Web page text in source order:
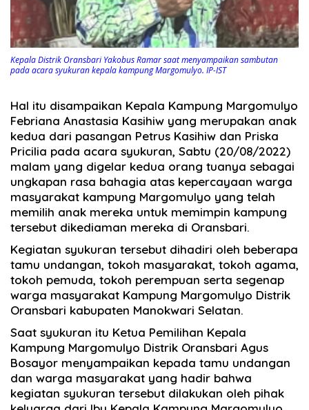
Kepala Distrik Oransbari Yakobus Ramar saat menyampaikan sambutan
pada acara syukuran kepala kampung Margomulyo. IP-IST
Hal itu disampaikan Kepala Kampung Margomulyo
Febriana Anastasia Kasihiw yang merupakan anak
kedua dari pasangan Petrus Kasihiw dan Priska
Pricilia pada acara syukuran, Sabtu (20/08/2022)
malam yang digelar kedua orang tuanya sebagai
ungkapan rasa bahagia atas kepercayaan warga
masyarakat kampung Margomulyo yang telah
memilih anak mereka untuk memimpin kampung
tersebut dikediaman mereka di Oransbari.
Kegiatan syukuran tersebut dihadiri oleh beberapa
tamu undangan, tokoh masyarakat, tokoh agama,
tokoh pemuda, tokoh perempuan serta segenap
warga masyarakat Kampung Margomulyo Distrik
Oransbari kabupaten Manokwari Selatan.
Saat syukuran itu Ketua Pemilihan Kepala
Kampung Margomulyo Distrik Oransbari Agus
Bosayor menyampaikan kepada tamu undangan
dan warga masyarakat yang hadir bahwa
kegiatan syukuran tersebut dilakukan oleh pihak